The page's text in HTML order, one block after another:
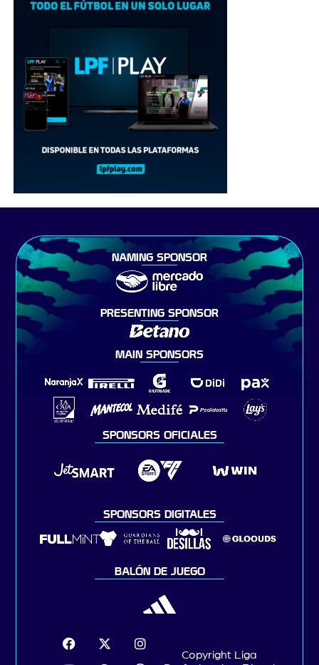
NAMING SPONSOR
PRESENTING SPONSOR
MAIN SPONSORS
SPONSORS OFICIALES
SPONSORS DIGITALES
BALÓN DE JUEGO
Copyright Liga